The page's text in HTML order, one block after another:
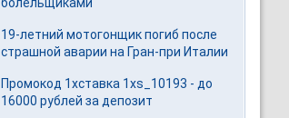
19-летний мотогонщик погиб после
страшной аварии на Гран-при Италии
Промокод 1хставка 1xs_10193 - до
16000 рублей за депозит